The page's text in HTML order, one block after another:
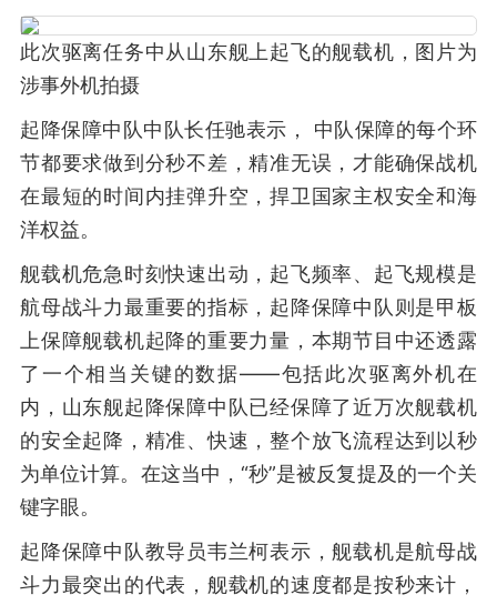
此次驱离任务中从山东舰上起飞的舰载机，图片为
涉事外机拍摄
起降保障中队中队长任驰表示， 中队保障的每个环
节都要求做到分秒不差，精准无误，才能确保战机
在最短的时间内挂弹升空，捍卫国家主权安全和海
洋权益。
舰载机危急时刻快速出动，起飞频率、起飞规模是
航母战斗力最重要的指标，起降保障中队则是甲板
上保障舰载机起降的重要力量，本期节目中还透露
了一个相当关键的数据——包括此次驱离外机在
内，山东舰起降保障中队已经保障了近万次舰载机
的安全起降，精准、快速，整个放飞流程达到以秒
为单位计算。在这当中，“秒”是被反复提及的一个关
键字眼。
起降保障中队教导员韦兰柯表示，舰载机是航母战
斗力最突出的代表，舰载机的速度都是按秒来计，